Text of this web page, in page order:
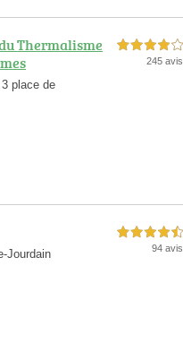
Thermalisme
place de
4,0 étoiles sur 5
245 avis
Jourdain
4,5 étoiles sur 5
94 avis